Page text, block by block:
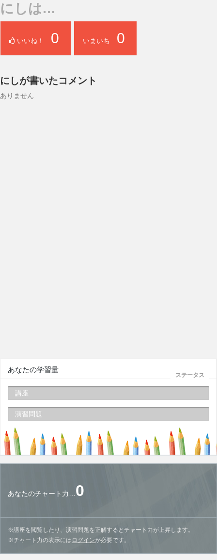
にしは…
いいね！ 0 いまいち 0
にしが書いたコメント
ありません
ステータス
あなたの学習量
講座
演習問題
あなたのチャート力… 0
※講座を閲覧したり、演習問題を正解するとチャート力が上昇します。
※チャート力の表示には ログインが必要です。